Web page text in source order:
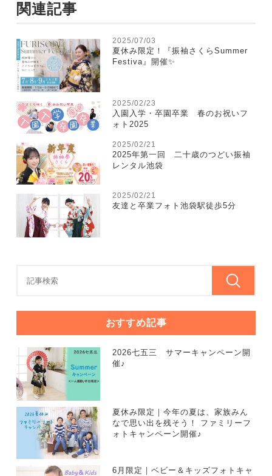
関連記事
2025/07/03
夏休み限定！『振袖さくらSummer
Festiva』開催✨
2025/02/23
入園入学・卒園卒業 春のお祝いフ
ォト2025
2025/02/21
2025年第一回 二十歳のつどい振袖
レンタル池袋
2025/02/21
友達と卒業フォト池袋駅徒歩5分
おすすめ記事
2026七五三 サマーキャンペーン開
催♪
夏休み限定｜今年の夏は、家族みん
なで思い出を残そう！ ファミリーフ
ォトキャンペーン開催♪
6月限定｜ベビー＆キッズフォトキャ